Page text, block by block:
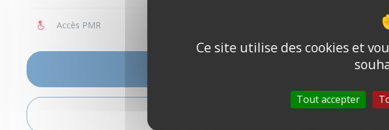
Accès PMR
Ce site utilise des cookies et
Tout accepter